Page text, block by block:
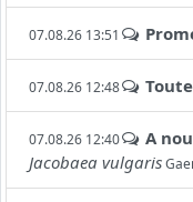
07.08.26 13:51
07.08.26 12:48
07.08.26 12:40 A
Jacobaea vulgaris